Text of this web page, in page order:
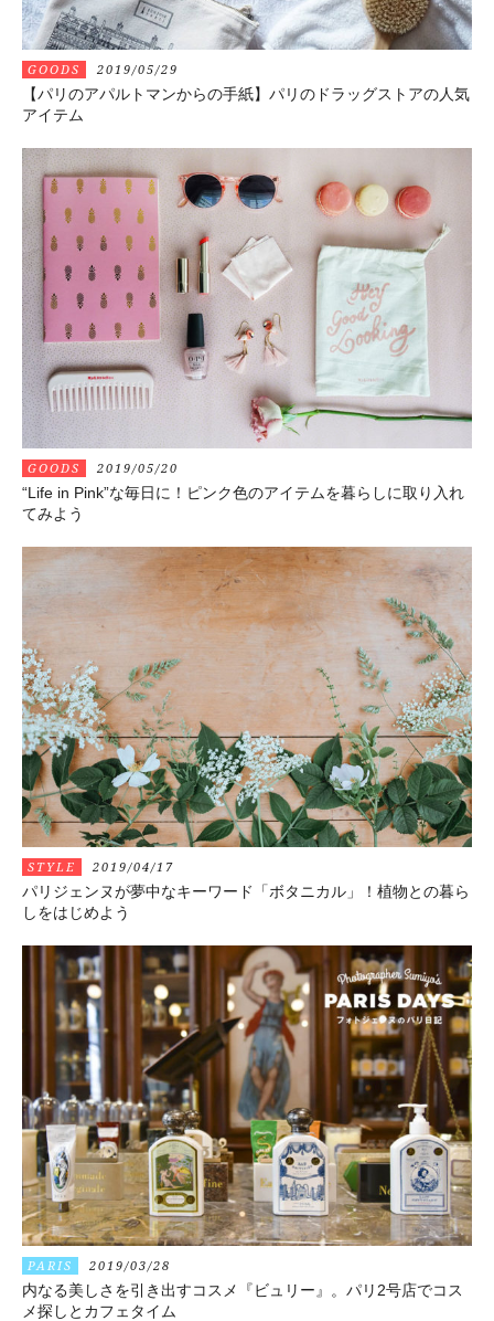
GOODS 2019/05/29
【パリのアパルトマンからの手紙】パリのドラッグストアの人気
アイテム
GOODS 2019/05/20
“Life in Pink”な毎日に！ピンク色のアイテムを暮らしに取り入れ
てみよう
STYLE 2019/04/17
パリジェンヌが夢中なキーワード「ボタニカル」！植物との暮ら
しをはじめよう
PARIS 2019/03/28
内なる美しさを引き出すコスメ『ビュリー』。パリ2号店でコス
メ探しとカフェタイム